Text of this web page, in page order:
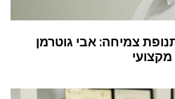
צמיחה: אבי גוטרמן